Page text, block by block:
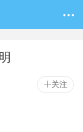
关注